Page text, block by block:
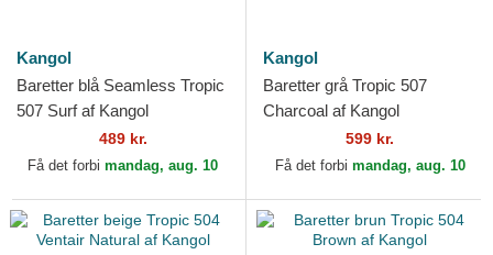
Kangol
Baretter blå Seamless Tropic
507 Surf af Kangol
489 kr.
Få det forbi mandag, aug. 10
Kangol
Baretter grå Tropic 507
Charcoal af Kangol
599 kr.
Få det forbi mandag, aug. 10